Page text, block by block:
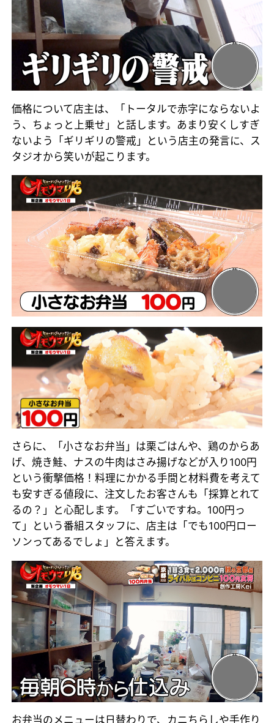
価格について店主は、「トータルで赤字にならないよ
う、ちょっと上乗せ」と話します。あまり安くしすぎ
ないよう「ギリギリの警戒」という店主の発言に、ス
タジオから笑いが起こります。
さらに、「小さなお弁当」は栗ごはんや、鶏のからあ
げ、焼き鮭、ナスの牛肉はさみ揚げなどが入り100円
という衝撃価格！料理にかかる手間と材料費を考えて
も安すぎる値段に、注文したお客さんも「採算とれて
るの？」と心配します。「すごいですね。100円っ
て」という番組スタッフに、店主は「でも100円ロー
ソンってあるでしょ」と答えます。
お弁当のメニューは日替わりで、カニちらしや手作り